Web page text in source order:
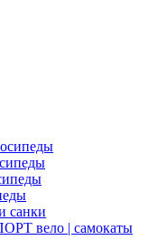
санки
вело | самокаты